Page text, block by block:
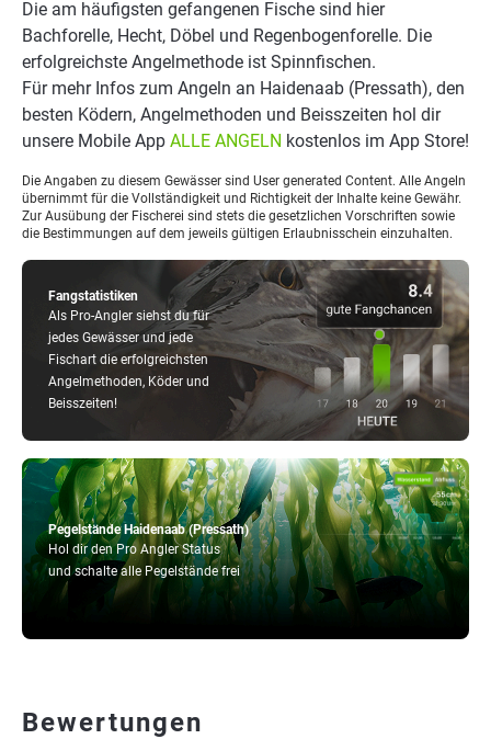
Pegelstände Haidenaab (Pressath)
Hol dir den Pro Angler Status
und schalte alle Pegelstände frei
Fangstatistiken
Als Pro-Angler siehst du für
jedes Gewässer und jede
Fischart die erfolgreichsten
Angelmethoden, Köder und
Beisszeiten!
Die am häufigsten gefangenen Fische sind hier
Bachforelle, Hecht, Döbel und Regenbogenforelle. Die
erfolgreichste Angelmethode ist Spinnfischen.
Für mehr Infos zum Angeln an Haidenaab (Pressath), den
besten Ködern, Angelmethoden und Beisszeiten hol dir
unsere Mobile App ALLE ANGELN kostenlos im App Store!
Die Angaben zu diesem Gewässer sind User generated Content. Alle Angeln
übernimmt für die Vollständigkeit und Richtigkeit der Inhalte keine Gewähr.
Zur Ausübung der Fischerei sind stets die gesetzlichen Vorschriften sowie
die Bestimmungen auf dem jeweils gültigen Erlaubnisschein einzuhalten.
Bewertungen